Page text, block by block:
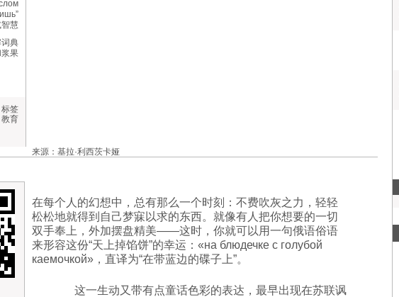
慧
典
果
标签
教育
来源：基拉·利西茨卡娅
在每个人的幻想中，总有那么一个时刻：不费吹灰之力，轻轻
松松地就得到自己梦寐以求的东西。就像有人把你想要的一切
双手奉上，外加摆盘精美——这时，你就可以用一句俄语俗语
来形容这份“天上掉馅饼”的幸运：«на блюдечке с голубой
каемочкой»，直译为“在带蓝边的碟子上”。
这一生动又带有点童话色彩的表达，最早出现在苏联讽